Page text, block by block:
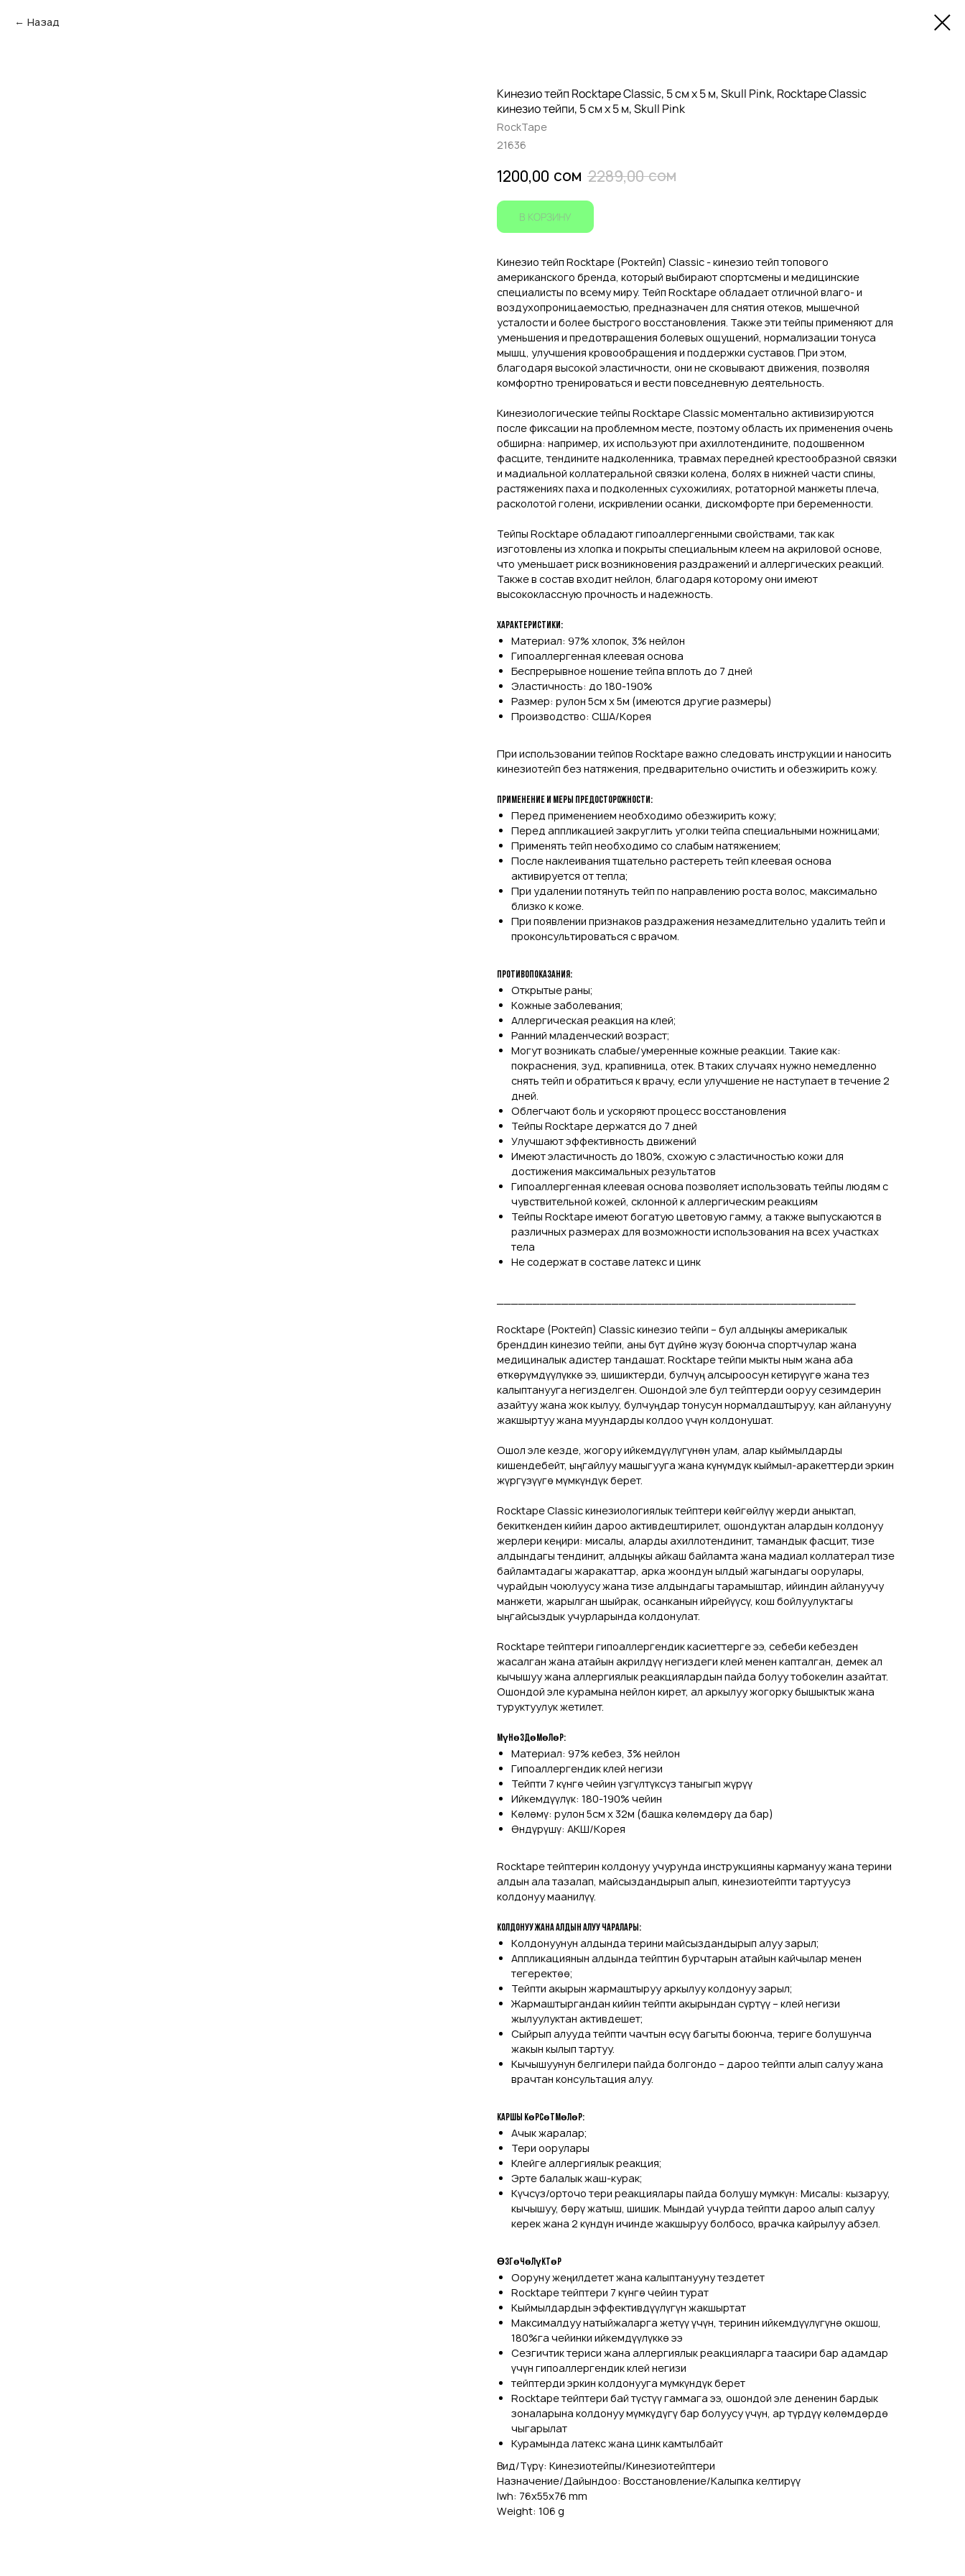
Назад
Кинезио тейп Rocktape Classic, 5 см х 5 м, Skull Pink, Rocktape Classic
кинезио тейпи, 5 см х 5 м, Skull Pink
RockTape
21636
1200,00 сом 2289,00 сом
В КОРЗИНУ
Кинезио тейп Rocktape (Роктейп) Classic - кинезио тейп топового
американского бренда, который выбирают спортсмены и медицинские
специалисты по всему миру. Тейп Rocktape обладает отличной влаго- и
воздухопроницаемостью, предназначен для снятия отеков, мышечной
усталости и более быстрого восстановления. Также эти тейпы применяют для
уменьшения и предотвращения болевых ощущений, нормализации тонуса
мышц, улучшения кровообращения и поддержки суставов. При этом,
благодаря высокой эластичности, они не сковывают движения, позволяя
комфортно тренироваться и вести повседневную деятельность.
Кинезиологические тейпы Rocktape Classic моментально активизируются
после фиксации на проблемном месте, поэтому область их применения очень
обширна: например, их используют при ахиллотендините, подошвенном
фасците, тендините надколенника, травмах передней крестообразной связки
и мадиальной коллатеральной связки колена, болях в нижней части спины,
растяжениях паха и подколенных сухожилиях, ротаторной манжеты плеча,
расколотой голени, искривлении осанки, дискомфорте при беременности.
Тейпы Rocktape обладают гипоаллергенными свойствами, так как
изготовлены из хлопка и покрыты специальным клеем на акриловой основе,
что уменьшает риск возникновения раздражений и аллергических реакций.
Также в состав входит нейлон, благодаря которому они имеют
высококлассную прочность и надежность.
Характеристики:
Материал: 97% хлопок, 3% нейлон
Гипоаллергенная клеевая основа
Беспрерывное ношение тейпа вплоть до 7 дней
Эластичность: до 180-190%
Размер: рулон 5см х 5м (имеются другие размеры)
Производство: США/Корея
При использовании тейпов Rocktape важно следовать инструкции и наносить
кинезиотейп без натяжения, предварительно очистить и обезжирить кожу.
Применение и меры предосторожности:
Перед применением необходимо обезжирить кожу;
Перед аппликацией закруглить уголки тейпа специальными ножницами;
Применять тейп необходимо со слабым натяжением;
После наклеивания тщательно растереть тейп клеевая основа
активируется от тепла;
При удалении потянуть тейп по направлению роста волос, максимально
близко к коже.
При появлении признаков раздражения незамедлительно удалить тейп и
проконсультироваться с врачом.
Противопоказания:
Открытые раны;
Кожные заболевания;
Аллергическая реакция на клей;
Ранний младенческий возраст;
Могут возникать слабые/умеренные кожные реакции. Такие как:
покраснения, зуд, крапивница, отек. В таких случаях нужно немедленно
снять тейп и обратиться к врачу, если улучшение не наступает в течение 2
дней.
Облегчают боль и ускоряют процесс восстановления
Тейпы Rocktape держатся до 7 дней
Улучшают эффективность движений
Имеют эластичность до 180%, схожую с эластичностью кожи для
достижения максимальных результатов
Гипоаллергенная клеевая основа позволяет использовать тейпы людям с
чувствительной кожей, склонной к аллергическим реакциям
Тейпы Rocktape имеют богатую цветовую гамму, а также выпускаются в
различных размерах для возможности использования на всех участках
тела
Не содержат в составе латекс и цинк
Rocktape (Роктейп) Classic кинезио тейпи – бул алдыңкы америкалык
бренддин кинезио тейпи, аны бүт дүйнө жүзү боюнча спортчулар жана
медициналык адистер тандашат. Rocktape тейпи мыкты ным жана аба
өткөрүмдүүлүккө ээ, шишиктерди, булчуң алсыроосун кетирүүгө жана тез
калыптанууга негизделген. Ошондой эле бул тейптерди ооруу сезимдерин
азайтуу жана жок кылуу, булчуңдар тонусун нормалдаштыруу, кан айланууну
жакшыртуу жана муундарды колдоо үчүн колдонушат.
Ошол эле кезде, жогору ийкемдүүлүгүнөн улам, алар кыймылдарды
кишендебейт, ыңгайлуу машыгууга жана күнүмдүк кыймыл-аракеттерди эркин
жүргүзүүгө мүмкүндүк берет.
Rocktape Classic кинезиологиялык тейптери көйгөйлүү жерди аныктап,
бекиткенден кийин дароо активдештирилет, ошондуктан алардын колдонуу
жерлери кеңири: мисалы, аларды ахиллотендинит, тамандык фасцит, тизе
алдындагы тендинит, алдыңкы айкаш байламта жана мадиал коллатерал тизе
байламтадагы жаракаттар, арка жоондун ылдый жагындагы оорулары,
чурайдын чоюлуусу жана тизе алдындагы тарамыштар, ийиндин айлануучу
манжети, жарылган шыйрак, осанканын ийрейүүсү, кош бойлуулуктагы
ыңгайсыздык учурларында колдонулат.
Rocktape тейптери гипоаллергендик касиеттерге ээ, себеби кебезден
жасалган жана атайын акрилдүү негиздеги клей менен капталган, демек ал
кычышуу жана аллергиялык реакциялардын пайда болуу тобокелин азайтат.
Ошондой эле курамына нейлон кирет, ал аркылуу жогорку бышыктык жана
туруктуулук жетилет.
Мүнөздөмөлөр:
Материал: 97% кебез, 3% нейлон
Гипоаллергендик клей негизи
Тейпти 7 күнгө чейин үзгүлтүксүз таныгып жүрүү
Ийкемдүүлүк: 180-190% чейин
Көлөмү: рулон 5см х 32м (башка көлөмдөрү да бар)
Өндүрүшү: АКШ/Корея
Rocktape тейптерин колдонуу учурунда инструкцияны кармануу жана терини
алдын ала тазалап, майсыздандырып алып, кинезиотейпти тартуусуз
колдонуу маанилүү.
Колдонуу жана алдын алуу чаралары:
Колдонуунун алдында терини майсыздандырып алуу зарыл;
Аппликациянын алдында тейптин бурчтарын атайын кайчылар менен
тегеректөө;
Тейпти акырын жармаштыруу аркылуу колдонуу зарыл;
Жармаштыргандан кийин тейпти акырындан сүртүү – клей негизи
жылуулуктан активдешет;
Сыйрып алууда тейпти чачтын өсүү багыты боюнча, териге болушунча
жакын кылып тартуу.
Кычышуунун белгилери пайда болгондо – дароо тейпти алып салуу жана
врачтан консультация алуу.
Каршы көрсөтмөлөр:
Ачык жаралар;
Тери оорулары
Клейге аллергиялык реакция;
Эрте балалык жаш-курак;
Күчсүз/орточо тери реакциялары пайда болушу мүмкүн: Мисалы: кызаруу,
кычышуу, бөрү жатыш, шишик. Мындай учурда тейпти дароо алып салуу
керек жана 2 күндүн ичинде жакшыруу болбосо, врачка кайрылуу абзел.
Өзгөчөлүктөр
Ооруну жеңилдетет жана калыптанууну тездетет
Rocktape тейптери 7 күнгө чейин турат
Кыймылдардын эффективдүүлүгүн жакшыртат
Максималдуу натыйжаларга жетүү үчүн, теринин ийкемдүүлүгүнө окшош,
180%га чейинки ийкемдүүлүккө ээ
Сезгичтик териси жана аллергиялык реакцияларга таасири бар адамдар
үчүн гипоаллергендик клей негизи
тейптерди эркин колдонууга мүмкүндүк берет
Rocktape тейптери бай түстүү гаммага ээ, ошондой эле дененин бардык
зоналарына колдонуу мүмкүдүгү бар болуусу үчүн, ар түрдүү көлөмдөрдө
чыгарылат
Курамында латекс жана цинк камтылбайт
Вид/Түрү: Кинезиотейпы/Кинезиотейптери
Назначение/Дайындоо: Восстановление/Калыпка келтирүү
lwh: 76x55x76 mm
Weight: 106 g